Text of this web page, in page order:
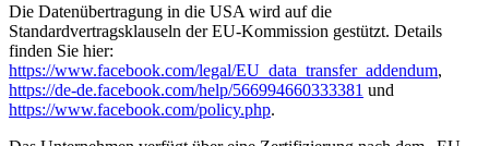
Die Datenübertragung in die USA wird auf die
Standardvertragsklauseln der EU-Kommission gestützt. Details
finden Sie hier:
https://www.facebook.com/legal/EU_data_transfer_addendum,
https://de-de.facebook.com/help/566994660333381 und
https://www.facebook.com/policy.php.